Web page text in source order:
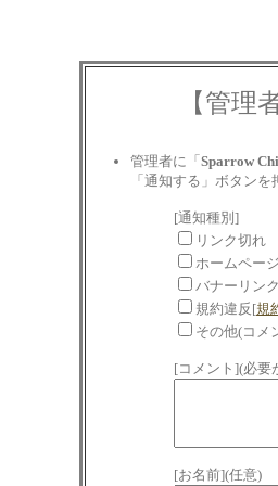
【管理
管理者に「 Sparrow
「通知する」ボタン
[通知種別]
リンク切れ
ホームペー
バナーリン
規約違反[規
その他(コメ
[コメント](必要
[お名前](任意)